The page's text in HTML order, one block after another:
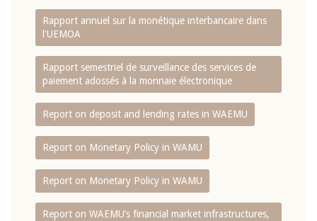
Rapport annuel sur la monétique interbancaire dans
l'UEMOA
Rapport semestriel de surveillance des services de
paiement adossés à la monnaie électronique
Report on deposit and lending rates in WAEMU
Report on Monetary Policy in WAMU
Report on Monetary Policy in WAMU
Report on WAEMU’s financial market infrastructures,